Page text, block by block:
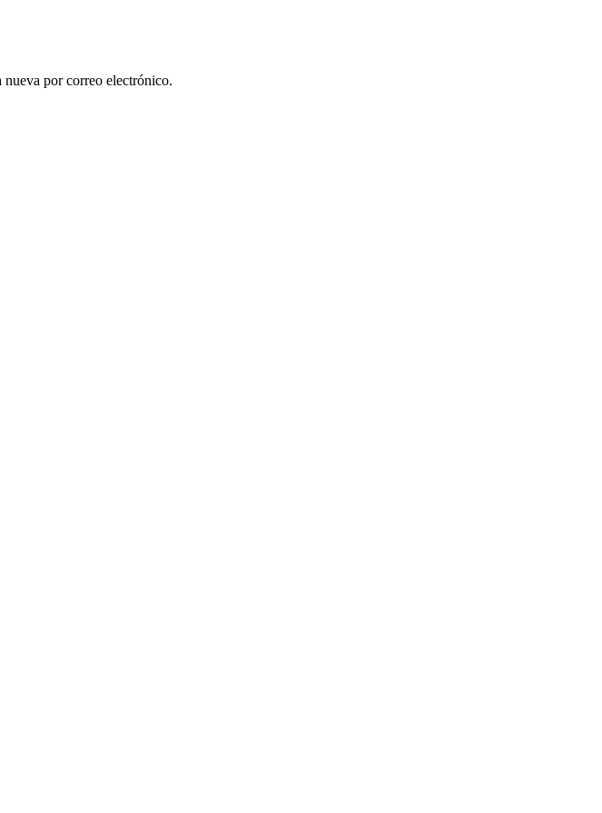
nueva por correo electrónico.